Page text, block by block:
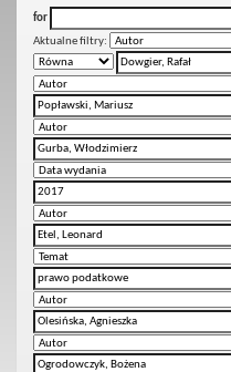
for
Aktualne filtry: